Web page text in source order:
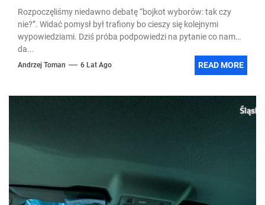
Rozpoczęliśmy niedawno debatę “bojkot wyborów: tak czy
nie?”. Widać pomysł był trafiony bo cieszy się kolejnymi
wypowiedziami. Dziś próba podpowiedzi na pytanie co nam
da...
Andrzej Toman 6 Lat Ago READ MORE